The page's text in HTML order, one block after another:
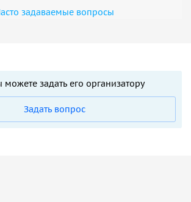
задаваемые вопросы
можете задать его организатору
Задать вопрос